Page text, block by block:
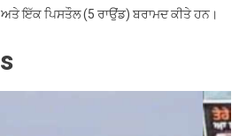
ਇੱਕ ਪਿਸਤੌਲ (5 ਰਾਉਂਡ) ਬਰਾਮਦ ਕੀਤੇ ਹਨ।